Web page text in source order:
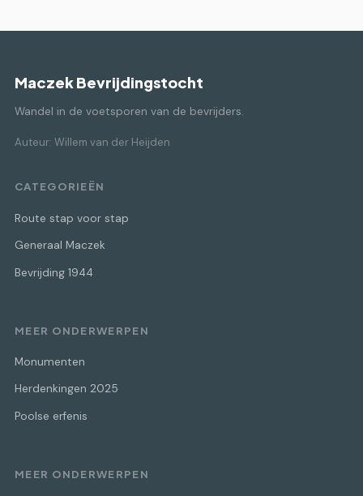
Maczek Bevrijdingstocht
Wandel in de voetsporen van de bevrijders.
Auteur: Willem van der Heijden
CATEGORIEËN
Route stap voor stap
Generaal Maczek
Bevrijding 1944
MEER ONDERWERPEN
Monumenten
Herdenkingen 2025
Poolse erfenis
MEER ONDERWERPEN